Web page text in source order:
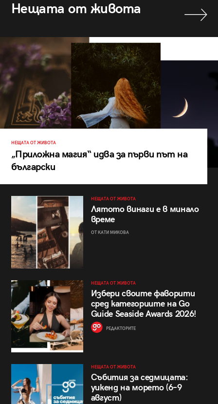
Нещата от живота
НЕЩАТА ОТ ЖИВОТА
„Приложна магия“ идва за първи път на
български
НЕЩАТА ОТ ЖИВОТА
Лятото винаги е в минало
време
ОТ КАТИ МИКОВА
НЕЩАТА ОТ ЖИВОТА
Избери своите фаворити
сред категориите на Go
Guide Seaside Awards 2026!
РЕДАКТОРИТЕ
НЕЩАТА ОТ ЖИВОТА
Събития за седмицата:
уикенд на морето (6–9
август)